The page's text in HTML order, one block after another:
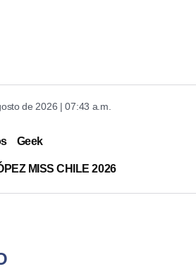
de 2026 | 07:43 a.m.
Geek
MISS CHILE 2026